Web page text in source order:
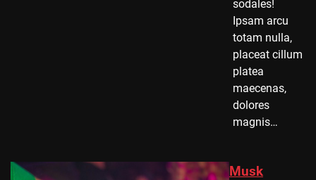
sodales!
Ipsam arcu
totam nulla,
placeat cillum
platea
maecenas,
dolores
magnis…
Musk